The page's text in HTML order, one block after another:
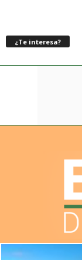
¿Te interesa?